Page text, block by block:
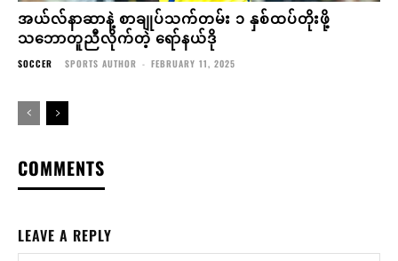
အယ်လ်နာဆာနဲ့ စာချုပ်သက်တမ်း ၁ နှစ်ထပ်တိုးဖို့
သဘောတူညီလိုက်တဲ့ ရော်နယ်ဒို
SOCCER SPORTS AUTHOR - FEBRUARY 11, 2025
COMMENTS
LEAVE A REPLY